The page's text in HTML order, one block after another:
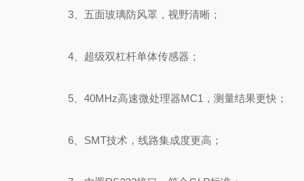
3、五面玻璃防风罩，视野清晰；
4、超级双杠杆单体传感器；
5、40MHz高速微处理器MC1，测量结果更快；
6、SMT技术，线路集成度更高；